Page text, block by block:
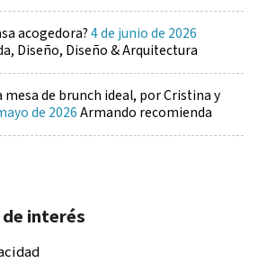
acogedora?4 de junio de 2026
Diseño, Diseño & Arquitectura
mesa de brunch ideal, por Cristina y
de 2026Armando recomienda
interés